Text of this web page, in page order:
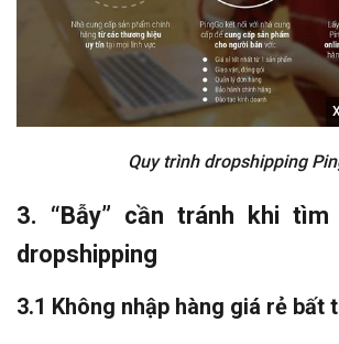
Quy trình dropshipping
3. “Bẫy” cần tránh khi tìm
dropshipping
3.1 Không nhập hàng giá rẻ bất